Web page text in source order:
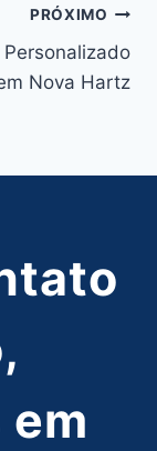
PRÓXIMO
Personalizado
Nova Hartz